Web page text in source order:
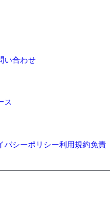
い合わせ
ス
バシーポリシー利用規約免責